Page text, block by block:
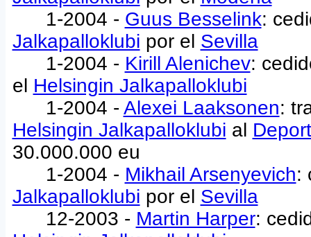
1-2004 - Guus Besselink:
Jalkapalloklubi por el Sevilla
1-2004 - Kirill Alenichev:
el Helsingin Jalkapalloklubi
1-2004 - Alexei Laaksonen:
Helsingin Jalkapalloklubi al
30.000.000 eu
1-2004 - Mikhail Arsenyevich:
Jalkapalloklubi por el Sevilla
12-2003 - Martin Harper: